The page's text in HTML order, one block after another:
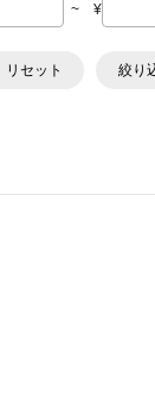
~ ¥
リセット 絞り